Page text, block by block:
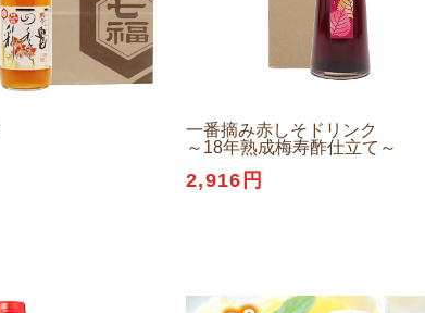
一番摘み赤しそドリンク
～18年熟成梅寿酢仕立て～
2,916円